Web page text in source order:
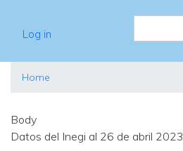
User account menu
Log in
Home
Body
Datos del Inegi al 26 de abril 2023.